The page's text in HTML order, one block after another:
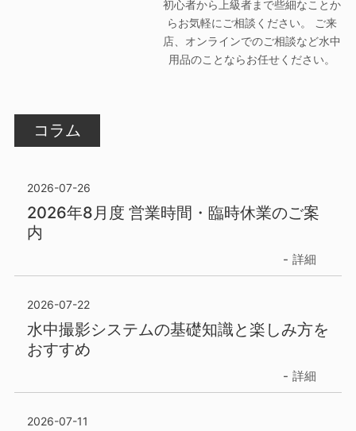
初心者から上級者まで些細なことか
らお気軽にご相談ください。 ご来
店、オンラインでのご相談など水中
用品のことならお任せください。
コラム
2026-07-26
2026年8月度 営業時間・臨時休業のご案
内
詳細
2026-07-22
水中撮影システムの基礎知識と楽しみ方を
おすすめ
詳細
2026-07-11